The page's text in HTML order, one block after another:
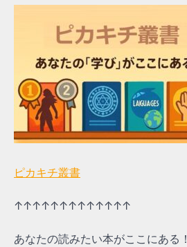
ピカキチ叢書
↑↑↑↑↑↑↑↑↑↑↑↑↑
あなたの読みたい本がここにある！